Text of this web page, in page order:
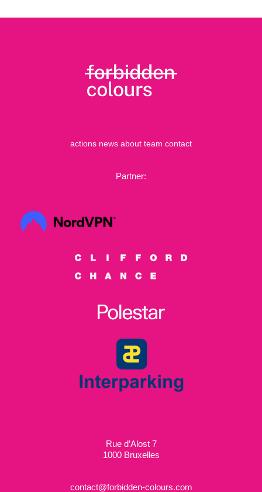
actions news about team contact
Partner:
Rue d’Alost 7
1000 Bruxelles
contact@forbidden-colours.com